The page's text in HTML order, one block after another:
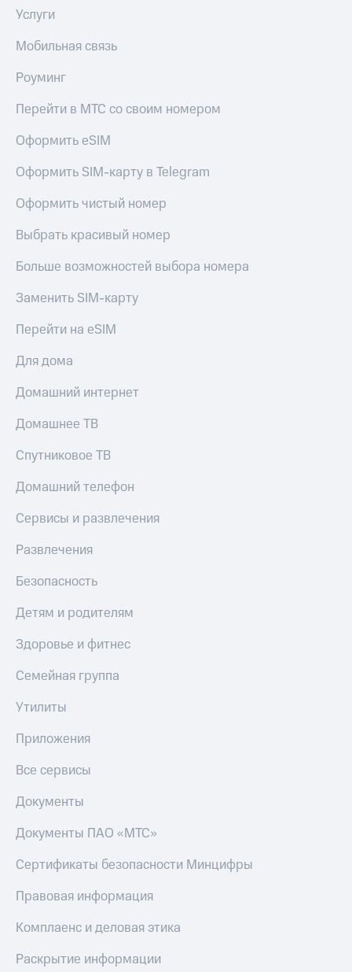
Услуги
Мобильная связь
Роуминг
Перейти в МТС со своим номером
Оформить eSIM
Оформить SIM-карту в Telegram
Оформить чистый номер
Выбрать красивый номер
Больше возможностей выбора номера
Заменить SIM-карту
Перейти на eSIM
Для дома
Домашний интернет
Домашнее ТВ
Спутниковое ТВ
Домашний телефон
Сервисы и развлечения
Развлечения
Безопасность
Детям и родителям
Здоровье и фитнес
Семейная группа
Утилиты
Приложения
Все сервисы
Документы
Документы ПАО «МТС»
Сертификаты безопасности Минцифры
Правовая информация
Комплаенс и деловая этика
Раскрытие информации